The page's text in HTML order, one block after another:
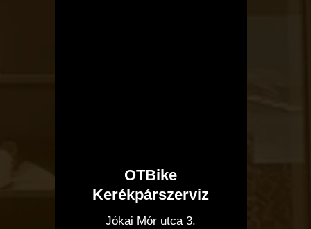
OTBike
Kerékpárszerviz
Jókai Mór utca 3.